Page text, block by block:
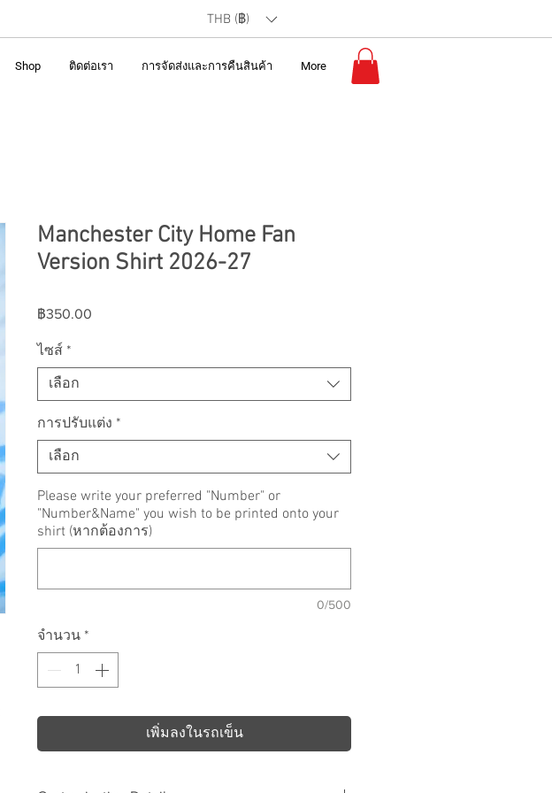
THB (฿)
Shop ติดต่อเรา การจัดส่งและการคืนสินค้า More
Manchester City Home Fan
Version Shirt 2026-27
฿350.00
ไซส์ *
เลือก
การปรับแต่ง *
เลือก
Please write your preferred "Number" or
"Number&Name" you wish to be printed onto your
shirt (หากต้องการ)
0/500
จำนวน *
เพิ่มลงในรถเข็น